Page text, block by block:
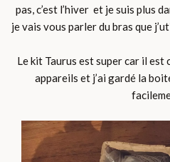
pas, c’est l’hiver et je suis plus
je vais vous parler du bras que
Le kit Taurus est super car il est
appareils et j’ai gardé la